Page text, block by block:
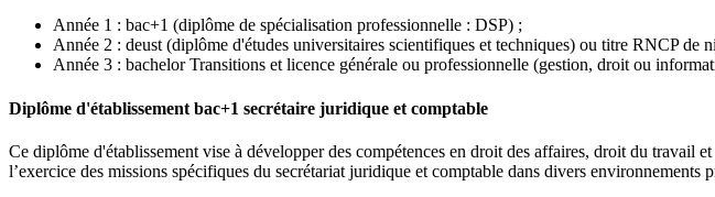
Année 1 : bac+1 (diplôme de spécialisation professionnelle : DSP) ;
Année 2 : deust (diplôme d'études universitaires scientifiques et techniques) ou titre RNCP de
Année 3 : bachelor Transitions et licence générale ou professionnelle (gestion, droit ou
Diplôme d'établissement bac+1 secrétaire juridique et comptable
Ce diplôme d'établissement vise à développer des compétences en droit des affaires, droit du
l’exercice des missions spécifiques du secrétariat juridique et comptable dans divers environnements